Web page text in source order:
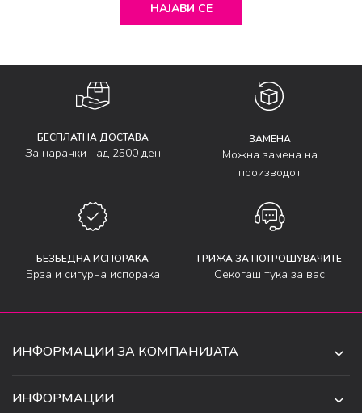
НАЈАВИ СЕ
БЕСПЛАТНА ДОСТАВА
За нарачки над 2500 ден
ЗАМЕНА
Можна замена на
производот
БЕЗБЕДНА ИСПОРАКА
Брза и сигурна испорака
ГРИЖА ЗА ПОТРОШУВАЧИТЕ
Секогаш тука за вас
ИНФОРМАЦИИ ЗА КОМПАНИЈАТА
ИНФОРМАЦИИ